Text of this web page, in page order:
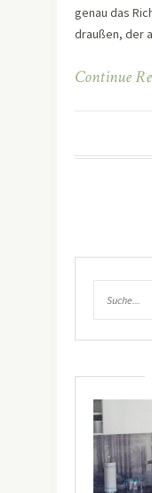
genau das
draußen, der
Continue